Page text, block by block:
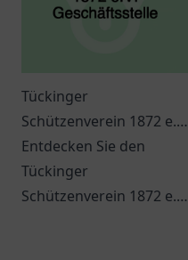
Tückinger
Schützenverein 1872 e.V.
Geschäftsstelle
Entdecken Sie den
Tückinger
Schützenverein 1872 e.V.